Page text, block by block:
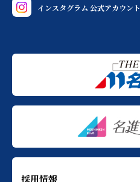
インスタグラム 公式アカウント
採用情報